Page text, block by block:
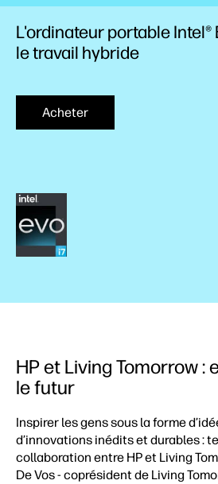
L'ordinateur portable Intel®
le travail hybride
Acheter
HP et Living Tomorrow :
le futur
Inspirer les gens sous la forme
d’innovations inédits et durables :
collaboration entre HP et Living
De Vos - coprésident de Living